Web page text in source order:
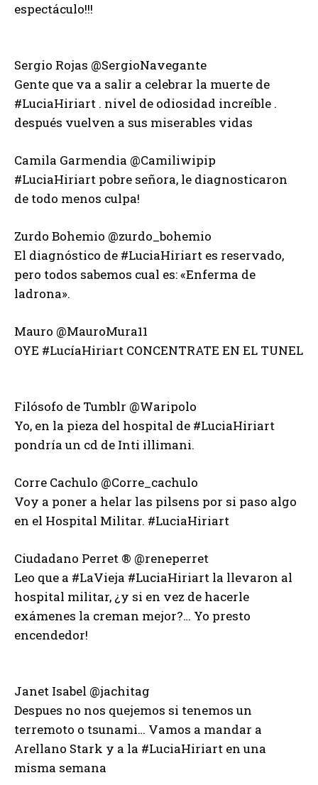
espectáculo!!!
Sergio Rojas ‏@SergioNavegante
Gente que va a salir a celebrar la muerte de
#LuciaHiriart . nivel de odiosidad increíble .
después vuelven a sus miserables vidas
Camila Garmendia ‏@Camiliwipip
#LuciaHiriart pobre señora, le diagnosticaron
de todo menos culpa!
Zurdo Bohemio ‏@zurdo_bohemio
El diagnóstico de #LuciaHiriart es reservado,
pero todos sabemos cual es: «Enferma de
ladrona».
Mauro ‏@MauroMura11
OYE #LucíaHiriart CONCENTRATE EN EL TUNEL
Filósofo de Tumblr ‏@Waripolo
Yo, en la pieza del hospital de #LuciaHiriart
pondría un cd de Inti illimani.
Corre Cachulo ‏@Corre_cachulo
Voy a poner a helar las pilsens por si paso algo
en el Hospital Militar. #LuciaHiriart
Ciudadano Perret ® ‏@reneperret
Leo que a #LaVieja #LuciaHiriart la llevaron al
hospital militar, ¿y si en vez de hacerle
exámenes la creman mejor?… Yo presto
encendedor!
Janet Isabel ‏@jachitag
Despues no nos quejemos si tenemos un
terremoto o tsunami… Vamos a mandar a
Arellano Stark y a la #LuciaHiriart en una
misma semana